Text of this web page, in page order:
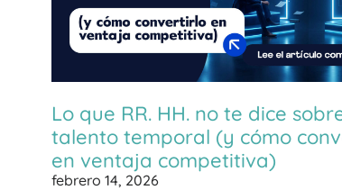
Lo que RR. HH. no te dice
talento temporal (y cómo
en ventaja competitiva)
febrero 14, 2026